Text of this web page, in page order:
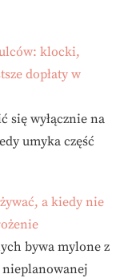
klocki,
dopłaty w
się wyłącznie na
umyka część
a kiedy nie
bywa mylone z
nieplanowanej